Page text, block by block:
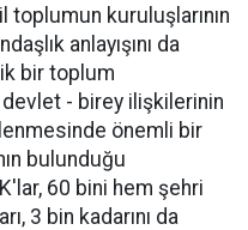
kuruluşlarının
anlayışını da
bir toplum
- birey ilişkilerinin
önemli bir
bulunduğu
60 bini hem şehri
3 bin kadarını da